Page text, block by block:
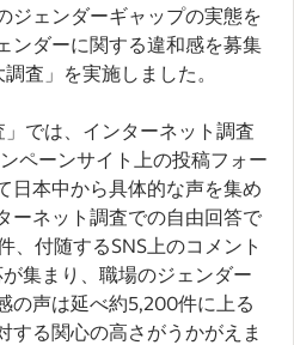
ジェンダーギャップの実態を
ンダーに関する違和感を募集
査」を実施しました。
」では、インターネット調査
ペーンサイト上の投稿フォー
本中から具体的な声を集め
ーネット調査での自由回答で
、付随するSNS上のコメント
集まり、職場のジェンダー
声は延べ約5,200件に上る
する関心の高さがうかがえま